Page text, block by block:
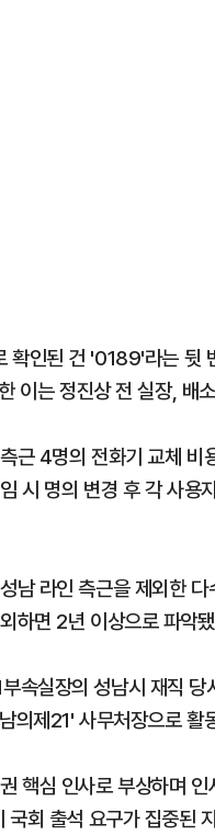
확인된 건 '0189'라는 뒷
이는 정진상 전 실장, 배
근 4명의 전화기 교체
시 명의 변경 후 각 사용
남 라인 측근을 제외한
하면 2년 이상으로 파악
속실장의 성남시 재직
의제21' 사무처장으로 활
핵심 인사로 부상하며
국회 출석 요구가 집중된